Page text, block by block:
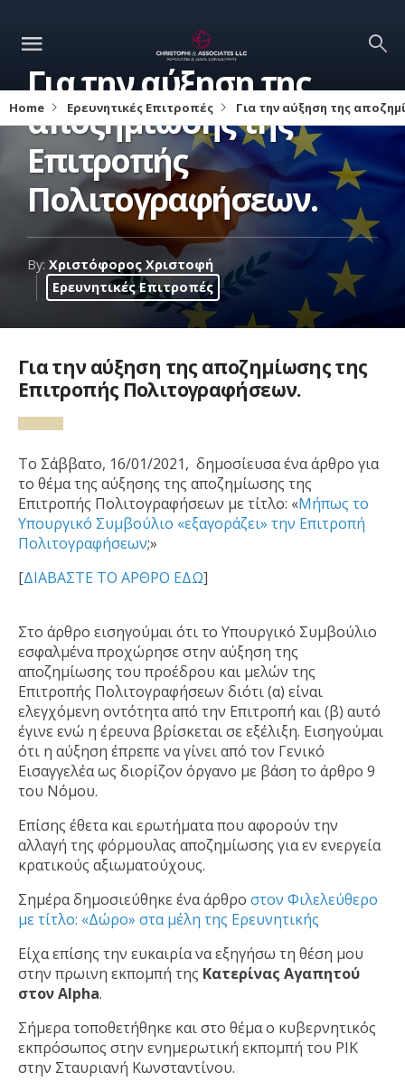
Home Ερευνητικές Επιτροπές Για την αύξηση της
Για την αύξηση της
αποζημίωσης της
Επιτροπής
Πολιτογραφήσεων.
By: Χριστόφορος Χριστοφή
Ερευνητικές Επιτροπές
Για την αύξηση της αποζημίωσης της
Επιτροπής Πολιτογραφήσεων.
Το Σάββατο, 16/01/2021, δημοσίευσα ένα άρθρο για
το θέμα της αύξησης της αποζημίωσης της
Επιτροπής Πολιτογραφήσεων με τίτλο: «Μήπως το
Υπουργικό Συμβούλιο «εξαγοράζει»​ την Επιτροπή
Πολιτογραφήσεων;»
[ΔΙΑΒΑΣΤΕ ΤΟ ΑΡΘΡΟ ΕΔΩ]
Στο άρθρο εισηγούμαι ότι το Υπουργικό Συμβούλιο
εσφαλμένα προχώρησε στην αύξηση της
αποζημίωσης του προέδρου και μελών της
Επιτροπής Πολιτογραφήσεων διότι (α) είναι
ελεγχόμενη οντότητα από την Επιτροπή και (β) αυτό
έγινε ενώ η έρευνα βρίσκεται σε εξέλιξη. Εισηγούμαι
ότι η αύξηση έπρεπε να γίνει από τον Γενικό
Εισαγγελέα ως διορίζον όργανο με βάση το άρθρο 9
του Νόμου.
Επίσης έθετα και ερωτήματα που αφορούν την
αλλαγή της φόρμουλας αποζημίωσης για εν ενεργεία
κρατικούς αξιωματούχους.
Σημέρα δημοσιεύθηκε ένα άρθρο στον Φιλελεύθερο
με τίτλο: «Δώρο» στα μέλη της Ερευνητικής
Είχα επίσης την ευκαιρία να εξηγήσω τη θέση μου
στην πρωινη εκπομπή της Κατερίνας Αγαπητού
στον Alpha.
Σήμερα τοποθετήθηκε και στο θέμα ο κυβερνητικός
εκπρόσωπος στην ενημερωτική εκπομπή του ΡΙΚ
στην Σταυριανή Κωνσταντίνου.